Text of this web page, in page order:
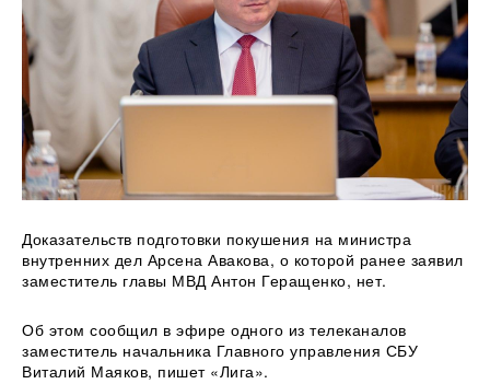
Доказательств подготовки покушения на министра
внутренних дел Арсена Авакова, о которой ранее заявил
заместитель главы МВД Антон Геращенко, нет.
Об этом сообщил в эфире одного из телеканалов
заместитель начальника Главного управления СБУ
Виталий Маяков, пишет «Лига».